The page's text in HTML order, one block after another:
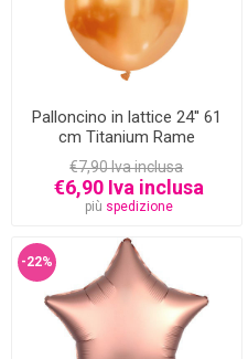
Palloncino in lattice 24'' 61
cm Titanium Rame
€7,90 Iva inclusa
€6,90 Iva inclusa
più spedizione
-22%